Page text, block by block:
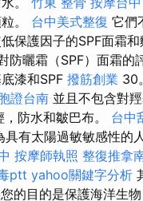
。 台中美式整復 它們
保護因子的SPF面霜和
防曬霜（SPF）面霜的
漆和SPF 撥筋創業 30
證台南 並且不包含對
，防水和皺巴布。 台中
有太陽過敏敏感性的
按摩師執照 整復推拿
ptt yahoo關鍵字分析
的目的是保護海洋生